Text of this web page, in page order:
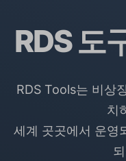
RDS 도
RDS Tools는 비상
치
세계 곳곳에서 운영